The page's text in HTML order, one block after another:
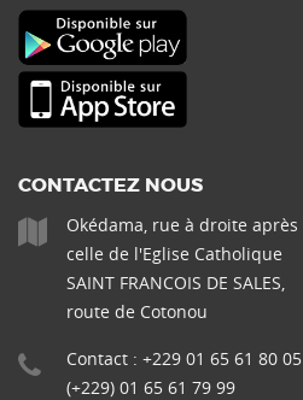
CONTACTEZ NOUS
Okédama, rue à droite après
celle de l'Eglise Catholique
SAINT FRANCOIS DE SALES,
route de Cotonou
Contact : +229 01 65 61 80 05
(+229) 01 65 61 79 99